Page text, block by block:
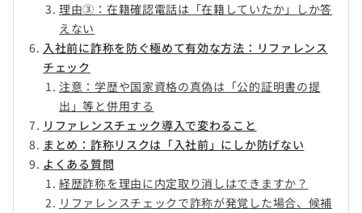
理由③：在籍確認電話は「在籍していたか」しか答
えない
入社前に詐称を防ぐ極めて有効な方法：リファレンス
チェック
注意：学歴や国家資格の真偽は「公的証明書の提
出」等と併用する
リファレンスチェック導入で変わること
まとめ：詐称リスクは「入社前」にしか防げない
よくある質問
経歴詐称を理由に内定取り消しはできますか？
リファレンスチェックで詐称が発覚した場合、候補